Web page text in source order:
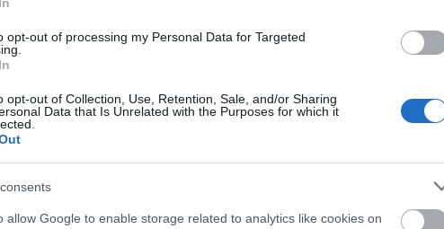
opt-out of processing my Personal Data for Targeted
opt-out of Collection, Use, Retention, Sale, and/or Sharing
Data that Is Unrelated with the Purposes for which it
allow Google to enable storage related to analytics like cookies on